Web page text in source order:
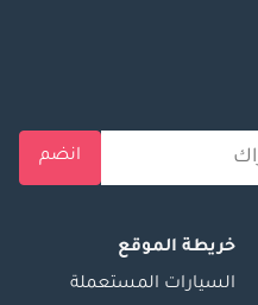
انضم
خريطة الموقع
السيارات المستعملة